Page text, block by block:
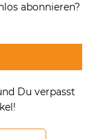
abonnieren?
Du verpasst